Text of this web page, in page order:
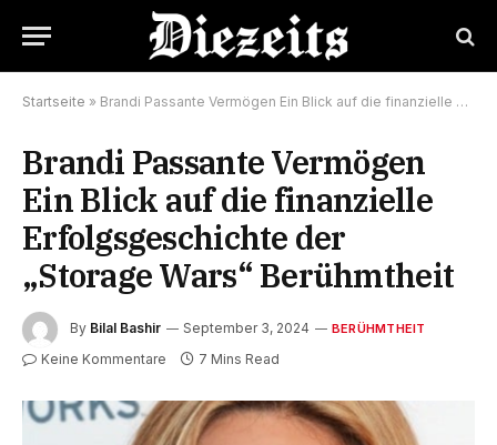
Startseite » Brandi Passante Vermögen Ein Blick auf die finanzielle Erfolgsgeschichte der „Storage Wars“ Berühmtheit
Brandi Passante Vermögen
Ein Blick auf die finanzielle
Erfolgsgeschichte der
„Storage Wars“ Berühmtheit
By Bilal Bashir September 3, 2024 BERÜHMTHEIT
Keine Kommentare 7 Mins Read